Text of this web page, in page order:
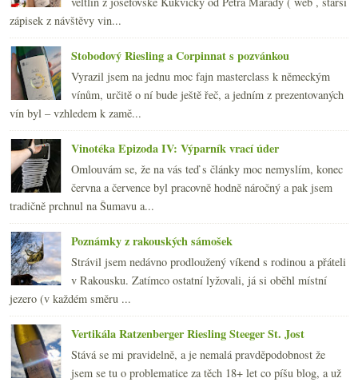
zápisek z návštěvy vin...
Stobodový Riesling a Corpinnat s pozvánkou
Vyrazil jsem na jednu moc fajn masterclass k německým
vínům, určitě o ní bude ještě řeč, a jedním z prezentovaných
vín byl – vzhledem k zamě...
Vinotéka Epizoda IV: Výparník vrací úder
Omlouvám se, že na vás teď s články moc nemyslím, konec
června a července byl pracovně hodně náročný a pak jsem
tradičně prchnul na Šumavu a...
Poznámky z rakouských sámošek
Strávil jsem nedávno prodloužený víkend s rodinou a přáteli
v Rakousku. Zatímco ostatní lyžovali, já si oběhl místní
jezero (v každém směru ...
Vertikála Ratzenberger Riesling Steeger St. Jost
Stává se mi pravidelně, a je nemalá pravděpodobnost že
jsem se tu o problematice za těch 18+ let co píšu blog, a už